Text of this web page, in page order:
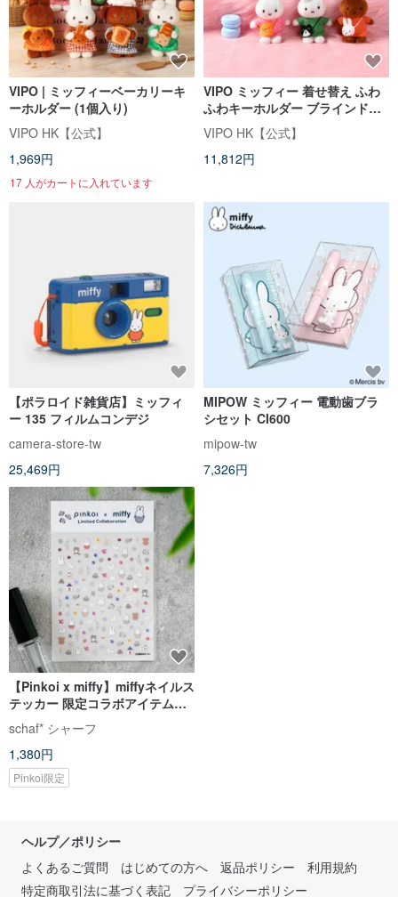
VIPO | ミッフィーベーカリーキ
ーホルダー (1個入り)
VIPO HK【公式】
1,969円
17 人がカートに入れています
VIPO ミッフィー 着せ替え ふわ
ふわキーホルダー ブラインドボ
ックス (アソートボックス、6個
入り、重複なし) MIF37560-
SET6
VIPO HK【公式】
11,812円
【ポラロイド雑貨店】ミッフィ
ー 135 フィルムコンデジ
camera-store-tw
25,469円
MIPOW ミッフィー 電動歯ブラ
シセット CI600
mipow-tw
7,326円
【Pinkoi x miffy】miffyネイルス
テッカー 限定コラボアイテム
押し花ネイルシール
schaf* シャーフ
1,380円
Pinkoi限定
ヘルプ／ポリシー
よくあるご質問
はじめての方へ 返品ポリシー
利用規約
特定商取引法に基づく表記
プライバシーポリシー